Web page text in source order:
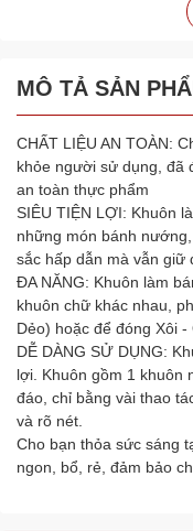
MÔ TẢ SẢN
CHẤT LIỆU AN TOÀN:
khỏe người sử dụng, đã
an toàn thực phẩm
SIÊU TIỆN LỢI: Khuôn
những món bánh
sắc hấp dẫn mà vẫn giữ
ĐA NĂNG: Khuôn làm
khuôn chữ khác nhau,
Dẻo) hoặc để đóng Xôi -
DỄ DÀNG SỬ DỤNG:
lợi. Khuôn gồm 1 khuôn
đáo, chỉ bằng vài thao
và rõ nét.
Cho bạn thỏa sức sáng
ngon, bổ, rẻ, đảm bảo